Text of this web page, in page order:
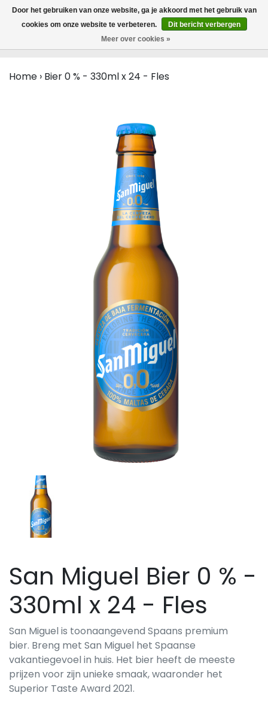
MENU
0
Home › Bier 0 % - 330ml x 24 - Fles
San Miguel Bier 0 % -
330ml x 24 - Fles
San Miguel is toonaangevend Spaans premium
bier. Breng met San Miguel het Spaanse
vakantiegevoel in huis. Het bier heeft de meeste
prijzen voor zijn unieke smaak, waaronder het
Superior Taste Award 2021.
Door het gebruiken van onze website, ga je akkoord met het gebruik van
cookies om onze website te verbeteren.
Dit bericht verbergen
Meer over cookies »